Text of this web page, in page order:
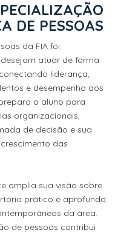
DE PESSOAS
da FIA foi
atuar de forma
liderança,
e desempenho aos
o aluno para
organizacionais,
de decisão e sua
das
amplia sua visão sobre
prático e aprofunda
da área.
de pessoas contribui